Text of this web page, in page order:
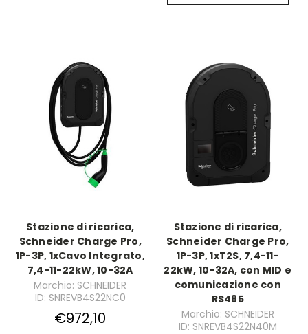
Stazione di ricarica,
Schneider Charge Pro,
1P-3P, 1xCavo Integrato,
7,4-11-22kW, 10-32A
Marchio: SCHNEIDER
ID: SNREVB4S22NC0
€972,10
Stazione di ricarica,
Schneider Charge Pro,
1P-3P, 1xT2S, 7,4-11-
22kW, 10-32A, con MID e
comunicazione con
RS485
Marchio: SCHNEIDER
ID: SNREVB4S22N40M